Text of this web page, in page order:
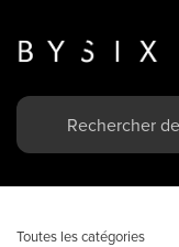
Toutes les catégories